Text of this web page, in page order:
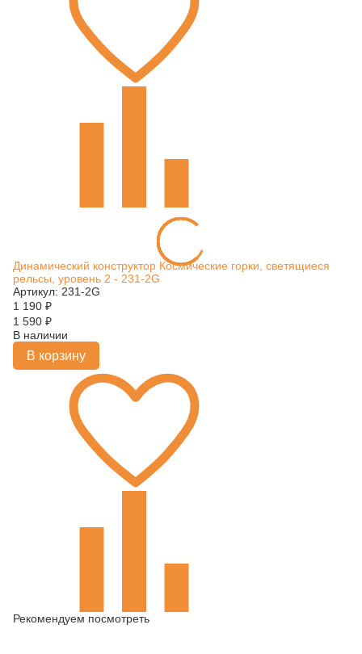
Динамический конструктор Космические горки, светящиеся
рельсы, уровень 2 - 231-2G
Артикул: 231-2G
1 190 ₽
1 590 ₽
В наличии
В корзину
Рекомендуем посмотреть